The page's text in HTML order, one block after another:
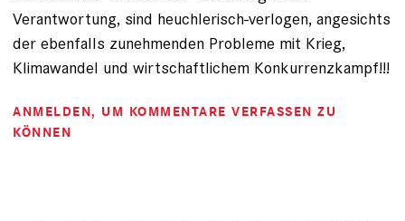
Verantwortung, sind heuchlerisch-verlogen, angesichts
der ebenfalls zunehmenden Probleme mit Krieg,
Klimawandel und wirtschaftlichem Konkurrenzkampf!!!
ANMELDEN, UM KOMMENTARE VERFASSEN ZU
KÖNNEN